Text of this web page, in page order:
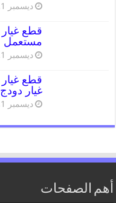
ديسمبر 1, 2023
مستعمل
ديسمبر 1, 2023
غيار دودج
ديسمبر 1, 2023
أهم الصفحات